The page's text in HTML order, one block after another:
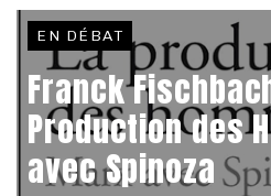
EN DÉBAT
Franck
Production des
avec Spinoza